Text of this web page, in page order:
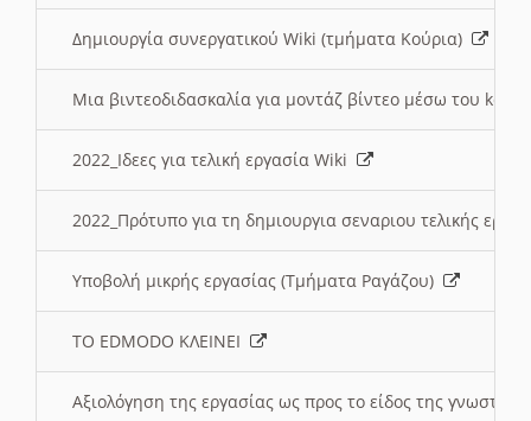
Δημιουργία συνεργατικού Wiki (τμήματα Κούρια)
Μια βιντεοδιδασκαλία για μοντάζ βίντεο μέσω του
2022_Ιδεες για τελική εργασία Wiki
2022_Πρότυπο για τη δημιουργια σεναριου τελικής
Υποβολή μικρής εργασίας (Τμήματα Ραγάζου)
ΤΟ EDMODO ΚΛΕΙΝΕΙ
Αξιολόγηση της εργασίας ως προς το είδος της